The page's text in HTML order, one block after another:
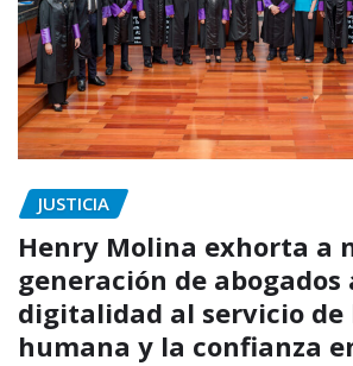
JUSTICIA
Henry Molina exhorta a
generación de abogados
digitalidad al servicio de
humana y la confianza